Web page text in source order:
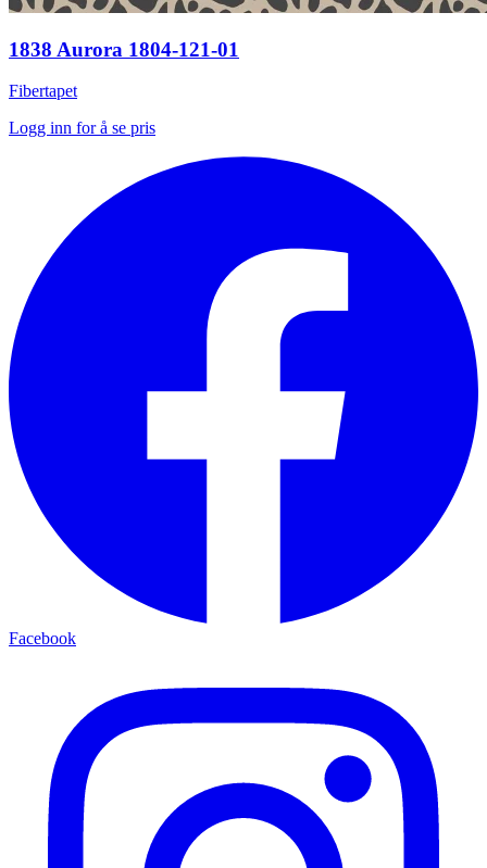
1838 Aurora 1804-121-01
Fibertapet
Logg inn for å se pris
Facebook